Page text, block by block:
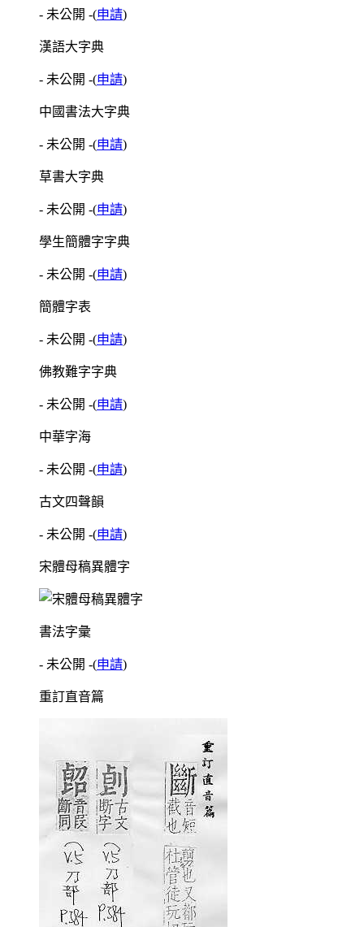
- 未公開 -(申請)
漢語大字典
- 未公開 -(申請)
中國書法大字典
- 未公開 -(申請)
草書大字典
- 未公開 -(申請)
學生簡體字字典
- 未公開 -(申請)
簡體字表
- 未公開 -(申請)
佛教難字字典
- 未公開 -(申請)
中華字海
- 未公開 -(申請)
古文四聲韻
- 未公開 -(申請)
宋體母稿異體字
書法字彙
- 未公開 -(申請)
重訂直音篇